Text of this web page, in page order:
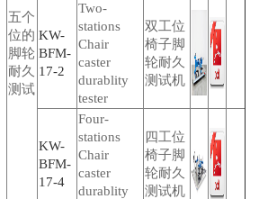
五个
位的
脚轮
耐久
测试
KW-
BFM-
17-2
Two-
stations
Chair
caster
durablity
tester
双工位
椅子脚
轮耐久
测试机
KW-
BFM-
17-4
Four-
stations
Chair
caster
durablity
四工位
椅子脚
轮耐久
测试机